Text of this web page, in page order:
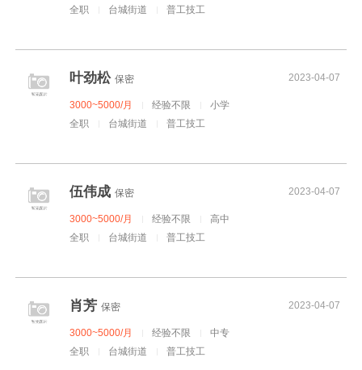
全职
台城街道 普工技工
叶劲松保密 2023-04-07
3000~5000/月 经验不限
小学
全职
台城街道 普工技工
伍伟成保密 2023-04-07
3000~5000/月 经验不限
高中
全职
台城街道 普工技工
肖芳保密 2023-04-07
3000~5000/月 经验不限
中专
全职
台城街道 普工技工